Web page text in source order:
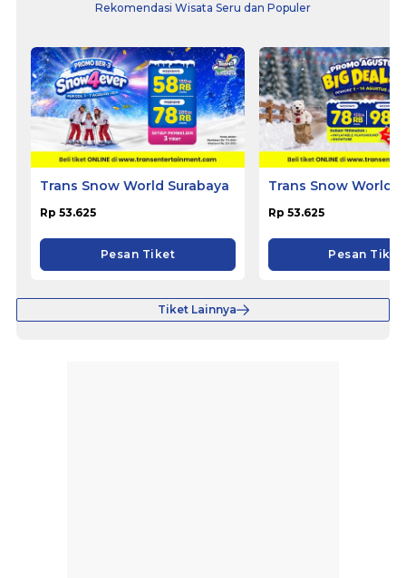
Rekomendasi Wisata Seru dan Populer
Trans Snow World Surabaya
Rp 53.625
Pesan Tiket
Trans Snow World
Rp 53.625
Pesan Tiket
Tiket Lainnya